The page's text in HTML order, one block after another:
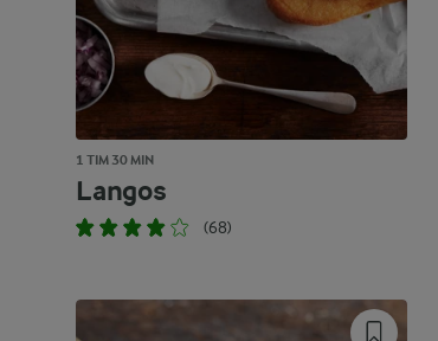
1 TIM 30 MIN
Langos
(68)